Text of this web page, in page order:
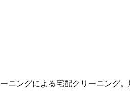
ニングによる宅配クリーニング